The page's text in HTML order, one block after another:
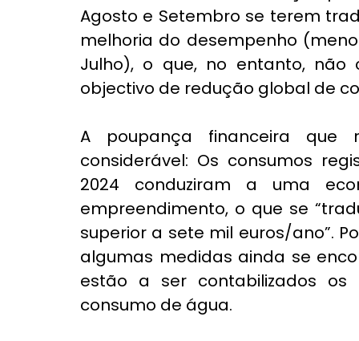
Agosto e Setembro se terem
melhoria do desempenho
Julho), o que, no entanto,
objectivo de redução global de
A poupança financeira
considerável: Os consumos
2024 conduziram a uma
empreendimento, o que se
superior a sete mil euros/ano”.
algumas medidas ainda se
estão a ser contabilizados
consumo de água.